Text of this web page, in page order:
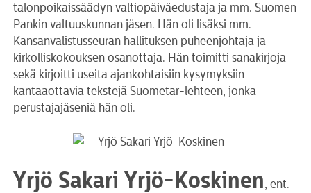
talonpoikaissäädyn valtiopäiväedustaja ja mm. Suomen
Pankin valtuuskunnan jäsen. Hän oli lisäksi mm.
Kansanvalistusseuran hallituksen puheenjohtaja ja
kirkolliskokouksen osanottaja. Hän toimitti sanakirjoja
sekä kirjoitti useita ajankohtaisiin kysymyksiin
kantaaottavia tekstejä Suometar-lehteen, jonka
perustajajäseniä hän oli.
Yrjö Sakari Yrjö-Koskinen, ent.